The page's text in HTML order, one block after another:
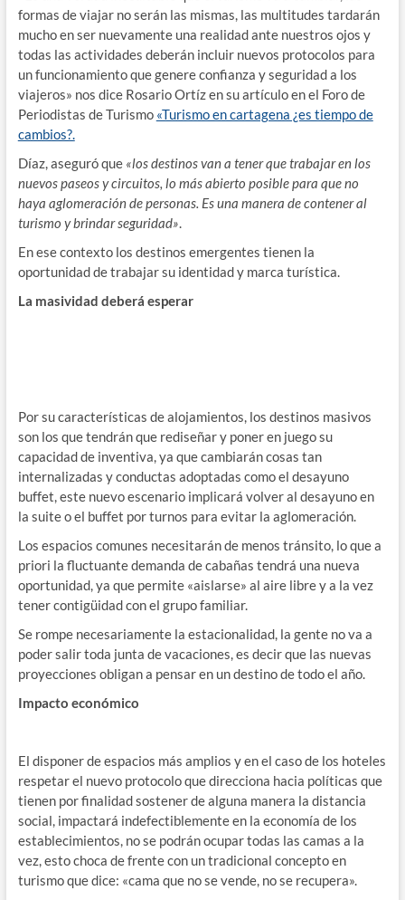
formas de viajar no serán las mismas, las multitudes tardarán
mucho en ser nuevamente una realidad ante nuestros ojos y
todas las actividades deberán incluir nuevos protocolos para
un funcionamiento que genere confianza y seguridad a los
viajeros» nos dice Rosario Ortíz en su artículo en el Foro de
Periodistas de Turismo «Turismo en cartagena ¿es tiempo de
cambios?.
Díaz, aseguró que «los destinos van a tener que trabajar en los
nuevos paseos y circuitos, lo más abierto posible para que no
haya aglomeración de personas. Es una manera de contener al
turismo y brindar seguridad».
En ese contexto los destinos emergentes tienen la
oportunidad de trabajar su identidad y marca turística.
La masividad deberá esperar
Por su características de alojamientos, los destinos masivos
son los que tendrán que rediseñar y poner en juego su
capacidad de inventiva, ya que cambiarán cosas tan
internalizadas y conductas adoptadas como el desayuno
buffet, este nuevo escenario implicará volver al desayuno en
la suite o el buffet por turnos para evitar la aglomeración.
Los espacios comunes necesitarán de menos tránsito, lo que a
priori la fluctuante demanda de cabañas tendrá una nueva
oportunidad, ya que permite «aislarse» al aire libre y a la vez
tener contigüidad con el grupo familiar.
Se rompe necesariamente la estacionalidad, la gente no va a
poder salir toda junta de vacaciones, es decir que las nuevas
proyecciones obligan a pensar en un destino de todo el año.
Impacto económico
El disponer de espacios más amplios y en el caso de los hoteles
respetar el nuevo protocolo que direcciona hacia políticas que
tienen por finalidad sostener de alguna manera la distancia
social, impactará indefectiblemente en la economía de los
establecimientos, no se podrán ocupar todas las camas a la
vez, esto choca de frente con un tradicional concepto en
turismo que dice: «cama que no se vende, no se recupera».